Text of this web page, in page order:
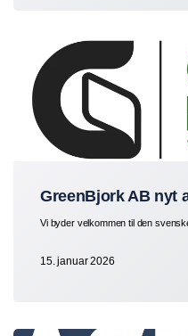
GreenBjork AB nyt
Vi byder velkommen til den
15. januar 2026